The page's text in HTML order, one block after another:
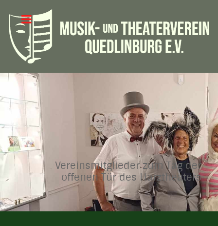
Vereinsmitglieder zum Tag der
offenen Tür des Harztheaters